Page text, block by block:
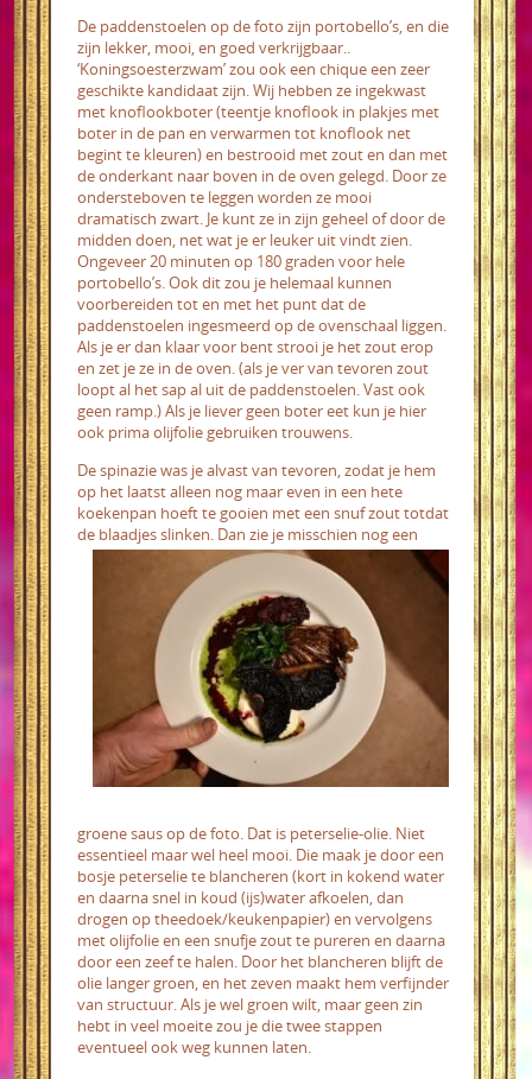
De paddenstoelen op de foto zijn portobello’s, en die
zijn lekker, mooi, en goed verkrijgbaar..
‘Koningsoesterzwam’ zou ook een chique een zeer
geschikte kandidaat zijn. Wij hebben ze ingekwast
met knoflookboter (teentje knoflook in plakjes met
boter in de pan en verwarmen tot knoflook net
begint te kleuren) en bestrooid met zout en dan met
de onderkant naar boven in de oven gelegd. Door ze
ondersteboven te leggen worden ze mooi
dramatisch zwart. Je kunt ze in zijn geheel of door de
midden doen, net wat je er leuker uit vindt zien.
Ongeveer 20 minuten op 180 graden voor hele
portobello’s. Ook dit zou je helemaal kunnen
voorbereiden tot en met het punt dat de
paddenstoelen ingesmeerd op de ovenschaal liggen.
Als je er dan klaar voor bent strooi je het zout erop
en zet je ze in de oven. (als je ver van tevoren zout
loopt al het sap al uit de paddenstoelen. Vast ook
geen ramp.) Als je liever geen boter eet kun je hier
ook prima olijfolie gebruiken trouwens.
De spinazie was je alvast van tevoren, zodat je hem
op het laatst alleen nog maar even in een hete
koekenpan hoeft te gooien met een snuf zout totdat
de blaadjes slinken. Dan zie je misschien nog een
groene saus op de foto. Dat is peterselie-olie. Niet
essentieel maar wel heel mooi. Die maak je door een
bosje peterselie te blancheren (kort in kokend water
en daarna snel in koud (ijs)water afkoelen, dan
drogen op theedoek/keukenpapier) en vervolgens
met olijfolie en een snufje zout te pureren en daarna
door een zeef te halen. Door het blancheren blijft de
olie langer groen, en het zeven maakt hem verfijnder
van structuur. Als je wel groen wilt, maar geen zin
hebt in veel moeite zou je die twee stappen
eventueel ook weg kunnen laten.